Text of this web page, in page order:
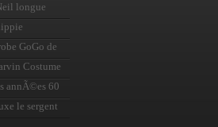
longue
GoGo de
Costume
annÃ©es 60
le sergent